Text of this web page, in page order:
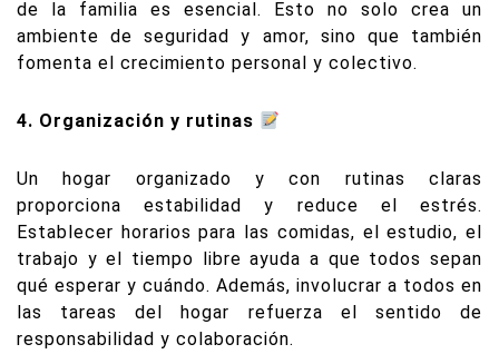
de la familia es esencial. Esto no solo crea un
ambiente de seguridad y amor, sino que también
fomenta el crecimiento personal y colectivo.
4. Organización y rutinas
Un hogar organizado y con rutinas claras
proporciona estabilidad y reduce el estrés.
Establecer horarios para las comidas, el estudio, el
trabajo y el tiempo libre ayuda a que todos sepan
qué esperar y cuándo. Además, involucrar a todos en
las tareas del hogar refuerza el sentido de
responsabilidad y colaboración.